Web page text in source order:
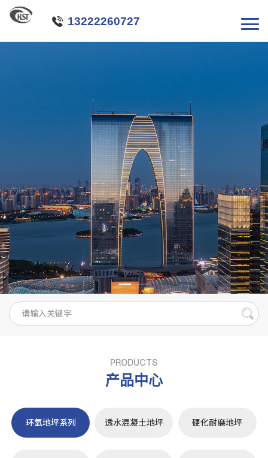
 13222260727
PRODUCTS
产品中心
环氧地坪系列 透水混凝土地坪 硬化耐磨地坪